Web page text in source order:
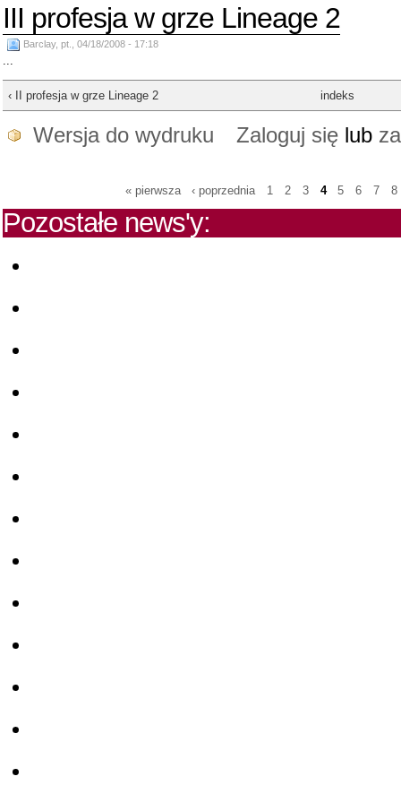
III profesja w grze Lineage 2
Barclay, pt., 04/18/2008 - 17:18
‹ II profesja w grze Lineage 2 indeks
Wersja do wydruku Zaloguj sięlub
« pierwsza ‹ poprzednia 1 2 3 4 5 6 7 8
Pozostałe news'y: